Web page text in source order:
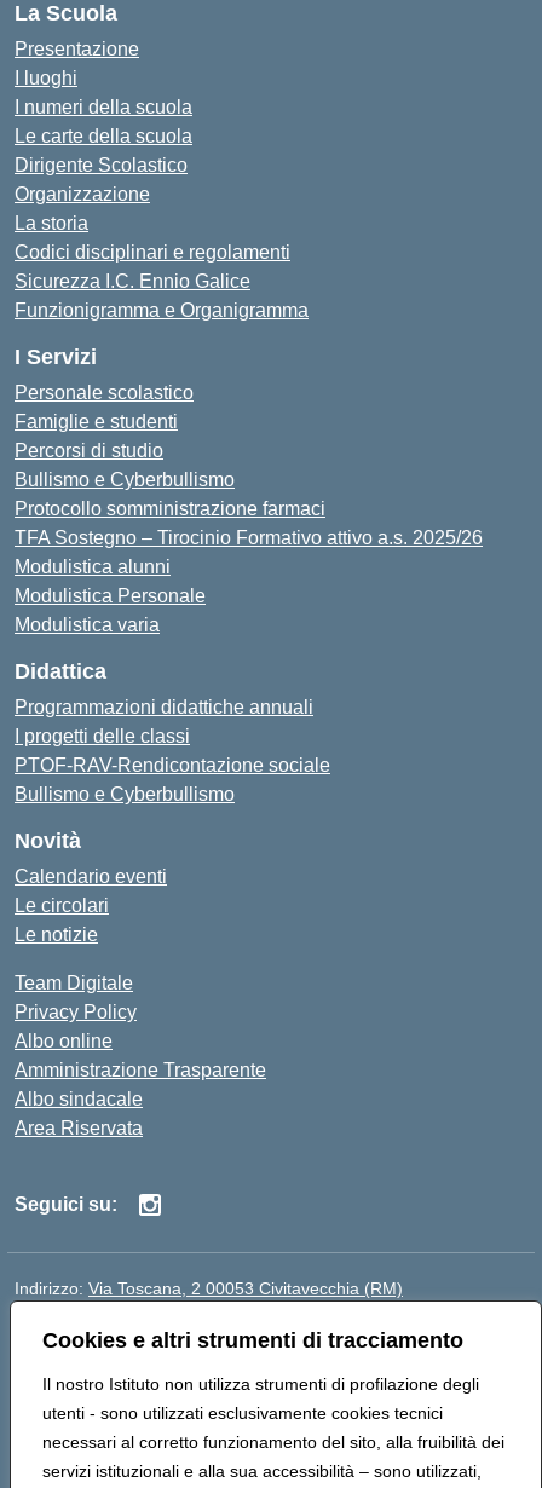
Cookies e altri strumenti di tracciamento
Il nostro Istituto non utilizza strumenti di profilazione degli
utenti - sono utilizzati esclusivamente cookies tecnici
necessari al corretto funzionamento del sito, alla fruibilità dei
servizi istituzionali e alla sua accessibilità – sono utilizzati,
La Scuola
Presentazione
I luoghi
I numeri della scuola
Le carte della scuola
Dirigente Scolastico
Organizzazione
La storia
Codici disciplinari e regolamenti
Sicurezza I.C. Ennio Galice
Funzionigramma e Organigramma
I Servizi
Personale scolastico
Famiglie e studenti
Percorsi di studio
Bullismo e Cyberbullismo
Protocollo somministrazione farmaci
TFA Sostegno – Tirocinio Formativo attivo a.s. 2025/26
Modulistica alunni
Modulistica Personale
Modulistica varia
Didattica
Programmazioni didattiche annuali
I progetti delle classi
PTOF-RAV-Rendicontazione sociale
Bullismo e Cyberbullismo
Novità
Calendario eventi
Le circolari
Le notizie
Team Digitale
Privacy Policy
Albo online
Amministrazione Trasparente
Albo sindacale
Area Riservata
Seguici su:
Indirizzo: Via Toscana, 2 00053 Civitavecchia (RM)
Posta elettronica certificata (PEC):rmic8b900g@pec.istruzione.it
Codice fiscale: 91038380589
Codice meccanografico: RMIC8B900G
Codice Indice delle Pubbliche Amministrazioni (IPA):